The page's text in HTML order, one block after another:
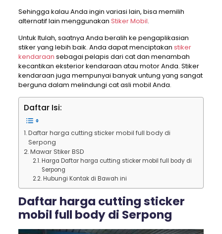
Sehingga kalau Anda ingin variasi lain, bisa memilih
alternatif lain menggunakan Stiker Mobil.
Untuk Itulah, saatnya Anda beralih ke pengaplikasian
stiker yang lebih baik. Anda dapat menciptakan stiker
kendaraan sebagai pelapis dari cat dan menambah
kecantikan eksterior kendaraan atau motor Anda. Stiker
kendaraan juga mempunyai banyak untung yang sangat
berguna dalam melindungi cat asli mobil Anda.
Daftar Isi:
Daftar harga cutting sticker mobil full body di
Serpong
Mawar Stiker BSD
Harga Daftar harga cutting sticker mobil full body di
Serpong
Hubungi Kontak di Bawah ini
Daftar harga cutting sticker
mobil full body di Serpong